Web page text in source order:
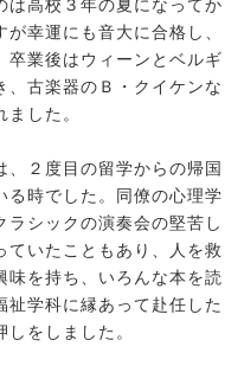
は高校３年の夏になってか
幸運にも音大に合格し、
卒業後はウィーンとベルギ
、古楽器のＢ・クイケンな
した。
、２度目の留学からの帰国
る時でした。同僚の心理学
シックの演奏会の堅苦し
ていたこともあり、人を救
味を持ち、いろんな本を読
学科に縁あって赴任した
をしました。